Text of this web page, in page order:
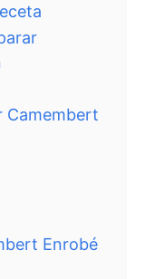
Camembert
Enrobé